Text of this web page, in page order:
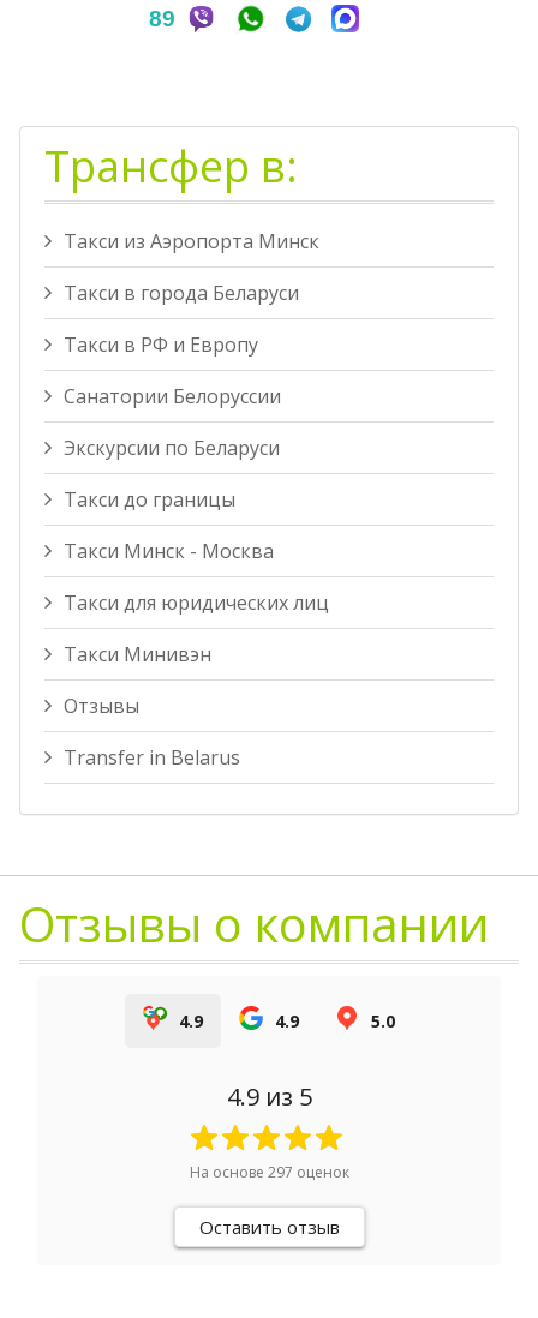
89
Трансфер в:
Такси из Аэропорта Минск
Такси в города Беларуси
Такси в РФ и Европу
Санатории Белоруссии
Экскурсии по Беларуси
Такси до границы
Такси Минск - Москва
Такси для юридических лиц
Такси Минивэн
Отзывы
Transfer in Belarus
Отзывы о компании
4.9 4.9 5.0
4.9из 5
На основе 297 оценок
Оставить отзыв